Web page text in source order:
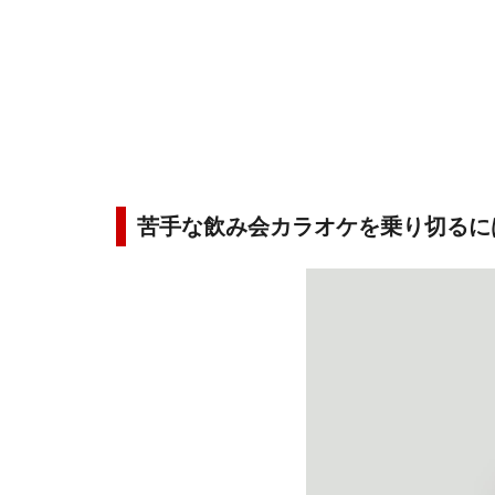
苦手な飲み会カラオケを乗り切るに